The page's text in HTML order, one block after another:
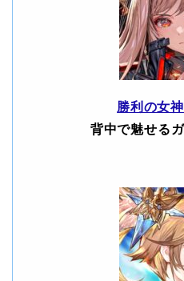
勝利の女
背中で魅せる